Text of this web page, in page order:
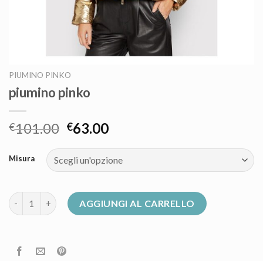
PIUMINO PINKO
piumino pinko
€101.00 €63.00
Misura
piumino pinko quantitàAGGIUNGI AL CARRELLO